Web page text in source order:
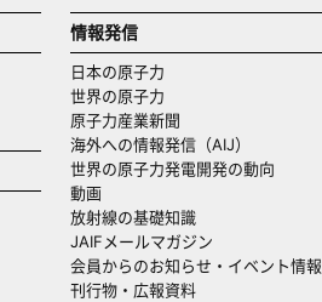
情報発信
日本の原子力
世界の原子力
原子力産業新聞
海外への情報発信（AIJ）
世界の原子力発電開発の動向
動画
放射線の基礎知識
JAIFメールマガジン
会員からのお知らせ・イベント情報
刊行物・広報資料